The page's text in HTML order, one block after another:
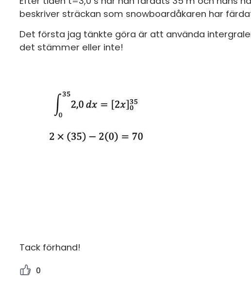
beskriver sträckan som snowboardåkaren har
Det första jag tänkte göra är att använda
det stämmer eller inte!
Tack förhand!
0